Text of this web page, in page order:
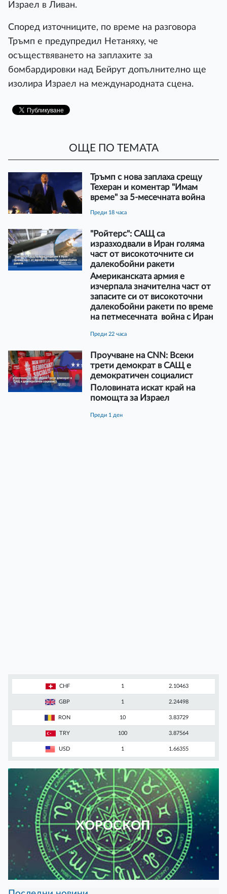
Израел в Ливан.
Според източниците, по време на разговора
Тръмп е предупредил Нетаняху, че
осъществяването на заплахите за
бомбардировки над Бейрут допълнително ще
изолира Израел на международната сцена.
ОЩЕ ПО ТЕМАТА
Тръмп с нова заплаха срещу
Техеран и коментар "Имам
време" за 5-месечната война
преди 18 часа
"Ройтерс": САЩ са
изразходвали в Иран голяма
част от високоточните си
далекобойни ракети
Американската армия е
изчерпала значителна част от
запасите си от високоточни
далекобойни ракети по време
на петмесечната война с Иран
преди 22 часа
Проучване на CNN: Всеки
трети демократ в САЩ е
демократичен социалист
Половината искат край на
помощта за Израел
преди 1 ден
CHF 1 2.10463
GBP 1 2.24498
RON 10 3.83729
TRY 100 3.87564
USD 1 1.66355
ХОРОСКОП